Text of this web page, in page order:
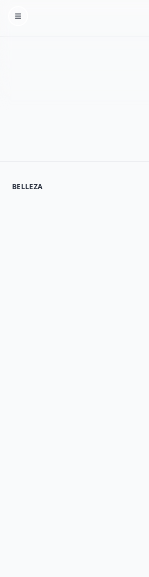
Homepage
BELLEZA